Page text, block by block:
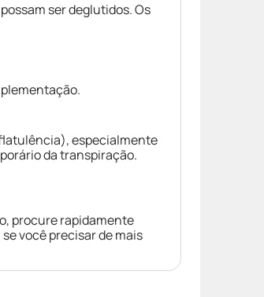
ser deglutidos. Os
especialmente
da transpiração.
procure rapidamente
você precisar de mais